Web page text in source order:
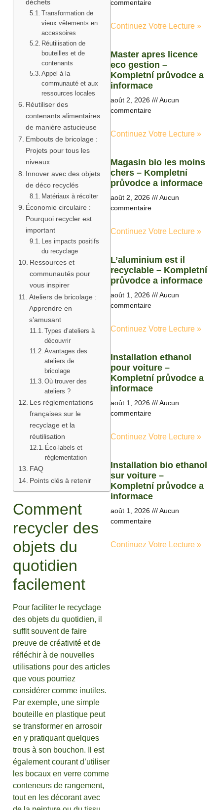
déchets
Transformation de
vieux vêtements en
accessoires
Réutilisation de
bouteilles et de
contenants
Appel à la
communauté et aux
ressources locales
Réutiliser des
contenants alimentaires
de manière astucieuse
Embouts de bricolage :
Projets pour tous les
niveaux
Innover avec des objets
de déco recyclés
Matériaux à récolter
Économie circulaire :
Pourquoi recycler est
important
Les impacts positifs
du recyclage
Ressources et
communautés pour
vous inspirer
Ateliers de bricolage :
Apprendre en
s’amusant
Types d’ateliers à
découvrir
Avantages des
ateliers de
bricolage
Où trouver des
ateliers ?
Les réglementations
françaises sur le
recyclage et la
réutilisation
Éco-labels et
réglementation
FAQ
Points clés à retenir
Comment
recycler des
objets du
quotidien
facilement
Pour faciliter le recyclage
des objets du quotidien, il
suffit souvent de faire
preuve de créativité et de
réfléchir à de nouvelles
utilisations pour des articles
que vous pourriez
considérer comme inutiles.
Par exemple, une simple
bouteille en plastique peut
se transformer en arrosoir
en y pratiquant quelques
trous à son bouchon. Il est
également courant d’utiliser
les bocaux en verre comme
conteneurs de rangement,
tout en les décorant avec
commentaire
Continuez Votre Lecture »
Master apres licence
eco gestion –
Kompletní průvodce a
informace
août 2, 2026
Aucun
commentaire
Continuez Votre Lecture »
Magasin bio les moins
chers – Kompletní
průvodce a informace
août 2, 2026
Aucun
commentaire
Continuez Votre Lecture »
L’aluminium est il
recyclable – Kompletní
průvodce a informace
août 1, 2026
Aucun
commentaire
Continuez Votre Lecture »
Installation ethanol
pour voiture –
Kompletní průvodce a
informace
août 1, 2026
Aucun
commentaire
Continuez Votre Lecture »
Installation bio ethanol
sur voiture –
Kompletní průvodce a
informace
août 1, 2026
Aucun
commentaire
Continuez Votre Lecture »